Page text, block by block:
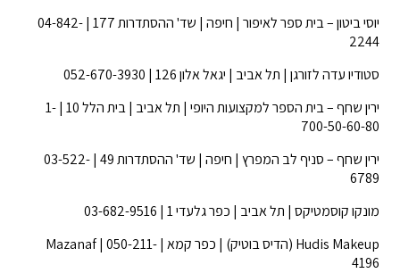
יוסי ביטון – בית ספר לאיפור | חיפה | שד' ההסתדרות 177 | 04-842-
2244
סטודיו עדה לזורגן | תל אביב | יגאל אלון 126 | 052-670-3930
ירין שחף – בית הספר למקצועות היופי | תל אביב | בית הלל 10 | 1-
700-50-60-80
ירין שחף – סניף לב המפרץ | חיפה | שד' ההסתדרות 49 | 03-522-
6789
מונקו קוסמטיקס | תל אביב | כפר גלעדי 1 | 03-682-9516
Hudis Makeup (הדיס בוטיק) | כפר קמא | Mazanaf | 050-211-
4196